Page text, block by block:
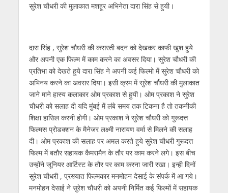
सुरेश चौधरी की मुलाकात मशहूर अभिनेता दारा सिंह से हुयी।
दारा सिंह , सुरेश चौधरी की कसरती बदन को देखकर काफी खुश हुये
और अपनी एक फिल्म में काम करने का अवसर दिया। सुरेश चौधरी की
प्रतिभा को देखते हुये दारा सिंह ने अपनी कई फिल्मो में सुरेश चौधरी को
अभिनय करने का अवसर दिया। इसी क्रम में सुरेश र्चौधरी की मुलाकात
जाने माने हास्य कलाकार ओम प्रकाश से हुयी। ओम प्रकाश ने सुरेश
चौधरी को सलाह दी यदि मुंबई में लंबे समय तक टिकना है तो तकनीकी
शिक्षा हासिल करनी होगी। ओम प्रकाश ने सुरेश चौधरी को गुरूदत्त
फिल्मस प्रोडक्शन के मैनेजर लक्ष्मी नारायण वर्मा से मिलने की सलाह
दी। ओम प्रकाश की सलाह पर अमल करते हुये सुरेश चौधरी गुरूदत्त
फिल्म में बतौर सहायक कैमरामैन के तौर पर काम करने लगे। इस बीच
उन्होंने जूनियर आर्टिस्ट के तौर पर काम करना जारी रखा। इन्ही दिनों
सुरेश चौधरी , प्रख्यात फिल्मकार मनमोहन देसाई के संपर्क में आ गये।
मनमोहन देसाई ने सुरेश चौधरी को अपनी निर्मित कई फिल्मों में सहायक